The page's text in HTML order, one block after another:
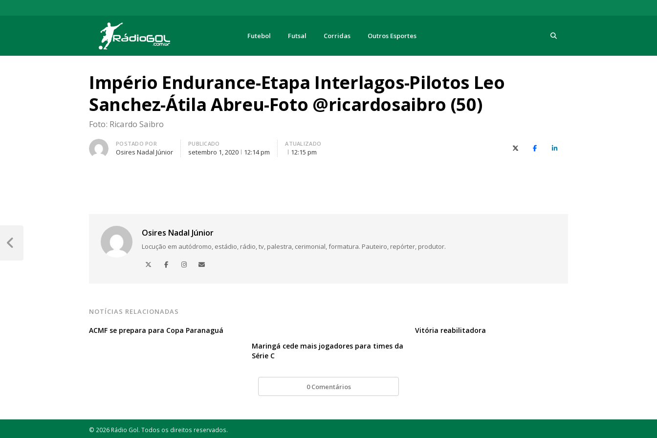
Rádio Gol
Há mais de 20 anos com as melhores coberturas
Futebol Futsal Corridas Outros Esportes
Império Endurance-Etapa Interlagos-Pilotos Leo
Sanchez-Átila Abreu-Foto @ricardosaibro (50)
Foto: Ricardo Saibro
Autor
POSTADO POR
Osires Nadal Júnior
PUBLICADO
setembro 1, 2020 12:14 pm
ATUALIZADO
12:15 pm X (Twitter)FacebookO LinkedIn
Osires Nadal Júnior
Locução em autódromo, estádio, rádio, tv, palestra, cerimonial, formatura. Pauteiro, repórter, produtor.
NOTÍCIAS RELACIONADAS
ACMF se prepara para Copa Paranaguá
Maringá cede mais jogadores para times da
Série C
Vitória reabilitadora
0 Comentários
Navegação
de
Post
© 2026 Rádio Gol. Todos os direitos reservados.